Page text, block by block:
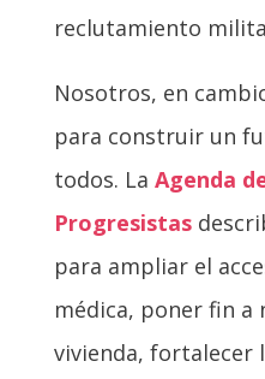
reclutamiento
Nosotros, en
para construir un
todos. La Agenda
Progresistas
para ampliar el
médica, poner fin a
vivienda, fortalecer